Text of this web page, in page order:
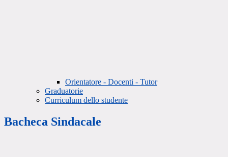
Orientatore - Docenti - Tutor
Graduatorie
Curriculum dello studente
Bacheca Sindacale